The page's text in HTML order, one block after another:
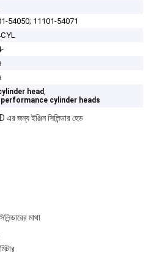
54050; 11101-54071
head,
performance cylinder heads
জন্য ইঞ্জিন সিলিন্ডার হেড
মাথা